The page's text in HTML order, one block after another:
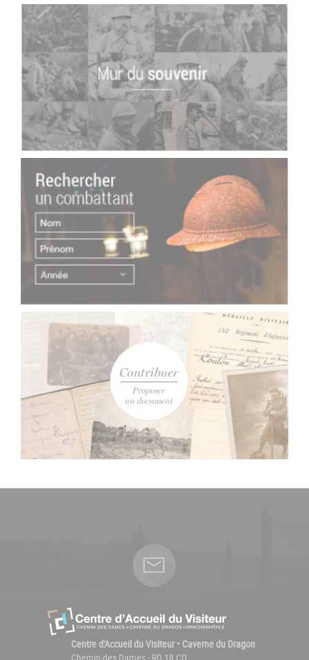
Centre d'Accueil du Visiteur • Caverne du Dragon